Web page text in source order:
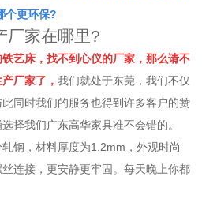
个更环保?
家在哪里?
艺床，找不到心仪的厂家，那么请不
厂家了，我们就处于东莞，我们不仅
同时我们的服务也得到许多客户的赞
择我们广东高华家具准不会错的。
轧钢，材料厚度为1.2mm，外观时尚
连接，更安静更牢固。每天晚上你都